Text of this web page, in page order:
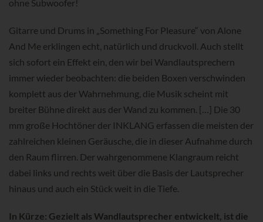
ohne Subwoofer!
Gitarre und Drums in „Something For Pleasure“ von Alone
And Me erklingen echt, natürlich und druckvoll. Auch stellt
sich sofort ein Effekt ein, den wir bei Wandlautsprechern
immer wieder beobachten: die beiden Boxen verschwinden
komplett aus der Wahrnehmung, die Musik scheint mit
breiter Bühne direkt aus der Wand zu kommen. […] Die 30
mm große Hochtöner der INKLANG erfassen die meisten der
zahlreichen kleinen Geräusche, die in dieser Aufnahme durch
den Raum flirren. Der wahrgenommene Klangraum reicht
dabei links und rechts weit über die Basis der Lautsprecher
hinaus und auch ein Stück weit in die Tiefe.
In Kürze: Gezielt als Wandlautsprecher entwickelt, ist die